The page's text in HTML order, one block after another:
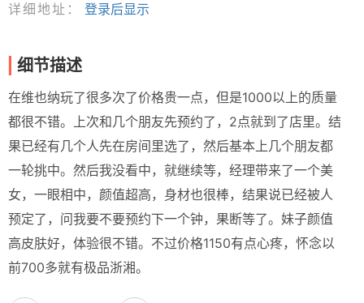
详细地址：
登录后显示
细节描述
在维也纳玩了很多次了价格贵一点，但是1000以上的质量
都很不错。上次和几个朋友先预约了，2点就到了店里。结
果已经有几个人先在房间里选了，然后基本上几个朋友都
一轮挑中。然后我没看中，就继续等，经理带来了一个美
女，一眼相中，颜值超高，身材也很棒，结果说已经被人
预定了，问我要不要预约下一个钟，果断等了。妹子颜值
高皮肤好，体验很不错。不过价格1150有点心疼，怀念以
前700多就有极品浙湘。